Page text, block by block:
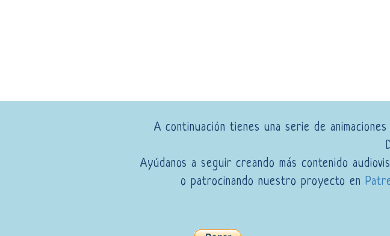
A continuación tienes una serie de
Ayúdanos a seguir creando más contenido
o patrocinando nuestro proyecto en